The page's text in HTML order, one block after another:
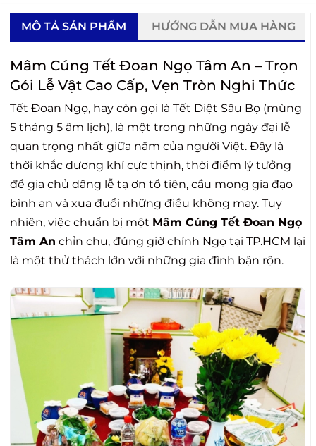
MÔ TẢ SẢN PHẨM HƯỚNG DẪN MUA HÀNG
Mâm Cúng Tết Đoan Ngọ Tâm An – Trọn
Gói Lễ Vật Cao Cấp, Vẹn Tròn Nghi Thức
Tết Đoan Ngọ, hay còn gọi là Tết Diệt Sâu Bọ (mùng
5 tháng 5 âm lịch), là một trong những ngày đại lễ
quan trọng nhất giữa năm của người Việt. Đây là
thời khắc dương khí cực thịnh, thời điểm lý tưởng
để gia chủ dâng lễ tạ ơn tổ tiên, cầu mong gia đạo
bình an và xua đuổi những điều không may. Tuy
nhiên, việc chuẩn bị một Mâm Cúng Tết Đoan Ngọ
Tâm An chỉn chu, đúng giờ chính Ngọ tại TP.HCM lại
là một thử thách lớn với những gia đình bận rộn.